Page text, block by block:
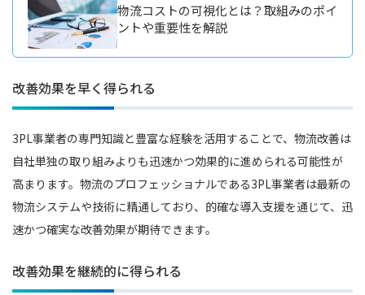
物流コストの可視化とは？取組みのポイ
ントや重要性を解説
改善効果を早く得られる
3PL事業者の専門知識と豊富な経験を活用することで、物流改善は
自社単独の取り組みよりも迅速かつ効果的に進められる可能性が
高まります。物流のプロフェッショナルである3PL事業者は最新の
物流システムや技術に精通しており、的確な導入支援を通じて、迅
速かつ確実な改善効果が期待できます。
改善効果を継続的に得られる